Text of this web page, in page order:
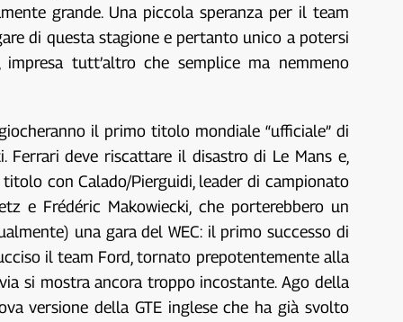
grande. Una piccola speranza per il team
di questa stagione e pertanto unico a potersi
tutt’altro che semplice ma nemmeno
il primo titolo mondiale “ufficiale” di
Ferrari deve riscattare il disastro di Le Mans e,
con Calado/Pierguidi, leader di campionato
e Frédéric Makowiecki, che porterebbero un
una gara del WEC: il primo successo di
il team Ford, tornato prepotentemente alla
si mostra ancora troppo incostante. Ago della
versione della GTE inglese che ha già svolto